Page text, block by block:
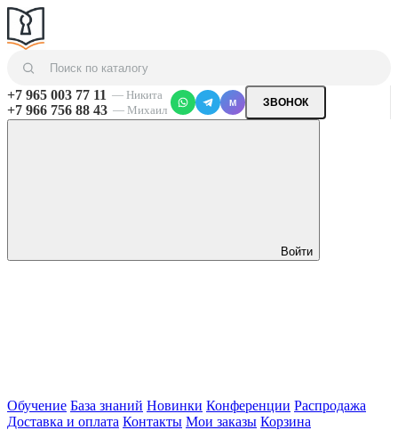
+7 965 003 77 11 — Никита
+7 966 756 88 43 — Михаил
M ЗВОНОК
Войти
Обучение База знаний Новинки Конференции Распродажа
Доставка и оплата Контакты Мои заказы Корзина